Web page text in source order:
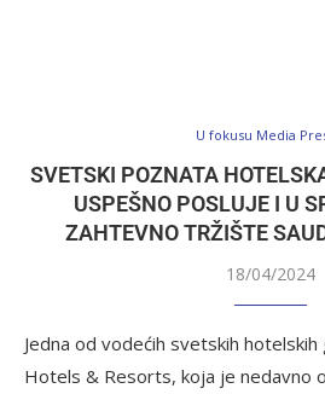
U fokusu Media
SVETSKI POZNATA
USPEŠNO POSLUJE I U
ZAHTEVNO TRŽIŠTE
18/04/2024
Jedna od vodećih svetskih hotelskih
Hotels & Resorts, koja je nedavno